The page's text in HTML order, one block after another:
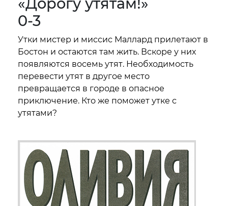
0-3
Утки мистер и миссис Маллард прилетают в
Бостон и остаются там жить. Вскоре у них
появляются восемь утят. Необходимость
перевести утят в другое место
превращается в городе в опасное
приключение. Кто же поможет утке с
утятами?